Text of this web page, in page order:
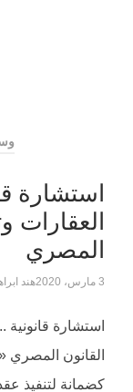
استشارة
العقارات
المصري
3 مارس، 2020 هند
استشارة
القانون
كضمانة لتنفيذ